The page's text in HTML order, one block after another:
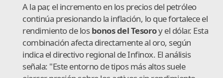
A la par, el incremento en los precios del petróleo
continúa presionando la inflación, lo que fortalece el
rendimiento de losbonos del Tesoroy el dólar. Esta
combinación afecta directamente al oro, según
indica el directivo regional de Infinox. El análisis
señala: "Este entorno de tipos más altos suele